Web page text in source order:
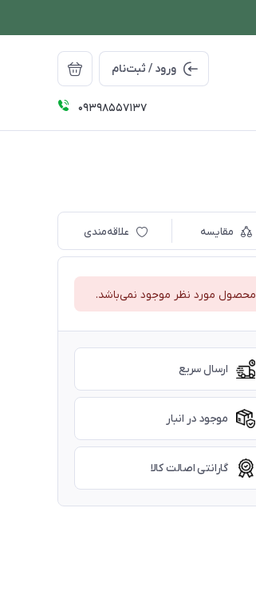
ورود / ثبت‌نام
09398557137
مقایسه علاقه‌مندی
محصول مورد نظر موجود نمی‌باشد.
ارسال سریع
موجود در انبار
گارانتی اصالت کالا